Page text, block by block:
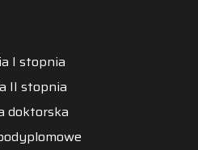
I stopnia
II stopnia
doktorska